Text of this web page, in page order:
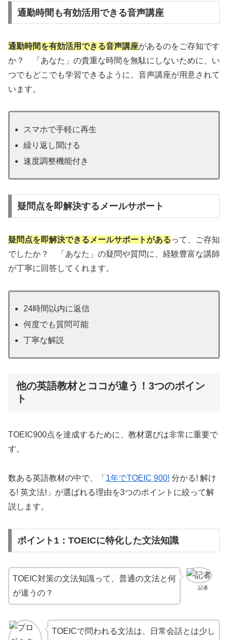
通勤時間も有効活用できる音声講座
通勤時間を有効活用できる音声講座があるのをご存知です
か？ 「あなた」の貴重な時間を無駄にしないために、い
つでもどこでも学習できるように、音声講座が用意されて
います。
スマホで手軽に再生
繰り返し聞ける
速度調整機能付き
疑問点を即解決するメールサポート
疑問点を即解決できるメールサポートがあるって、ご存知
でしたか？ 「あなた」の疑問や質問に、経験豊富な講師
が丁寧に回答してくれます。
24時間以内に返信
何度でも質問可能
丁寧な解説
他の英語教材とココが違う！3つのポイン
ト
TOEIC900点を達成するために、教材選びは非常に重要で
す。
数ある英語教材の中で、「 1年でTOEIC 900! 分かる! 解け
る! 英文法!」が選ばれる理由を3つのポイントに絞って解
説します。
ポイント1：TOEICに特化した文法知識
記者
TOEIC対策の文法知識って、普通の文法と何
が違うの？
TOEICで問われる文法は、日常会話とは少し